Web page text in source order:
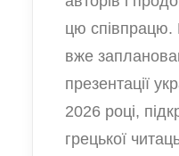
цю співпрацю.
вже
презентації
2026 році,
грецької